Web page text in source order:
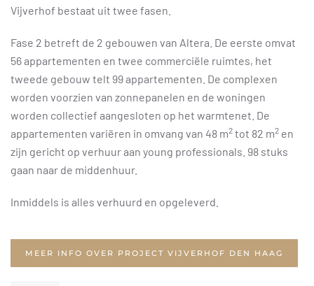
Vijverhof bestaat uit twee fasen.
Fase 2 betreft de 2 gebouwen van Altera. De eerste omvat
56 appartementen en twee commerciële ruimtes, het
tweede gebouw telt 99 appartementen. De complexen
worden voorzien van zonnepanelen en de woningen
worden collectief aangesloten op het warmtenet. De
appartementen variëren in omvang van 48 m2 tot 82 m2 en
zijn gericht op verhuur aan young professionals. 98 stuks
gaan naar de middenhuur.
Inmiddels is alles verhuurd en opgeleverd.
MEER INFO OVER PROJECT VIJVERHOF DEN HAAG